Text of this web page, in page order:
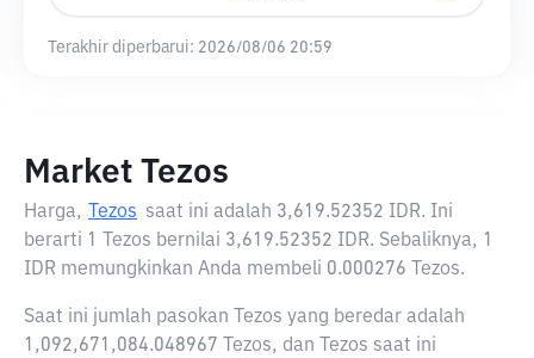
Terakhir diperbarui: 2026/08/06 20:59
Market Tezos
Harga, Tezos saat ini adalah 3,619.52352 IDR. Ini
berarti 1 Tezos bernilai 3,619.52352 IDR. Sebaliknya, 1
IDR memungkinkan Anda membeli 0.000276 Tezos.
Saat ini jumlah pasokan Tezos yang beredar adalah
1,092,671,084.048967 Tezos, dan Tezos saat ini